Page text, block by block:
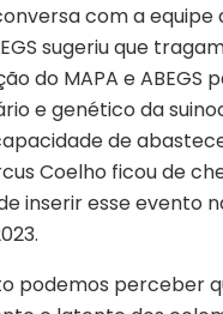
com a equipe
sugeriu que
do MAPA e ABEGS
e genético da
de
Coelho ficou de
inserir esse evento
podemos perceber